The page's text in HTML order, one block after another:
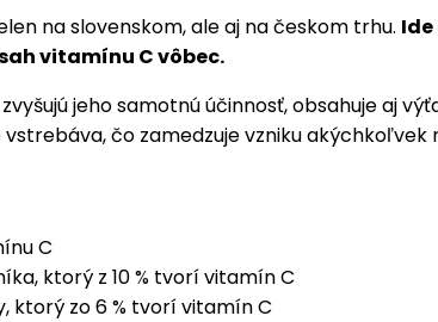
na slovenskom, ale aj na českom trhu.
vitamínu C vôbec.
jeho samotnú účinnosť, obsahuje aj
čo zamedzuje vzniku akýchkoľvek
C
ktorý z 10 % tvorí vitamín C
ktorý zo 6 % tvorí vitamín C